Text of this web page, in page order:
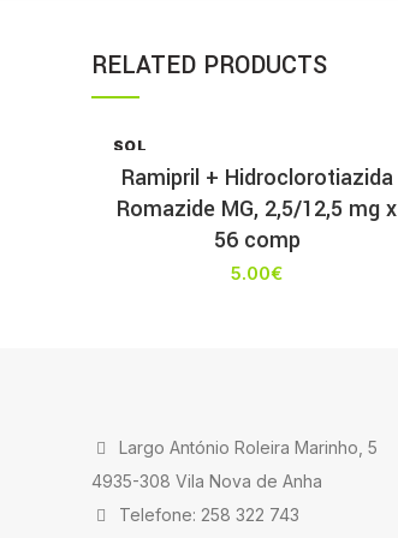
RELATED PRODUCTS
SOL
T
Ramipril + Hidroclorotiazida
Romazide MG, 2,5/12,5 mg x
56 comp
5.00€
Largo António Roleira Marinho, 5
4935-308 Vila Nova de Anha
Telefone: 258 322 743